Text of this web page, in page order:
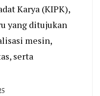
Karya (KIPK),
yang ditujukan
mesin,
serta